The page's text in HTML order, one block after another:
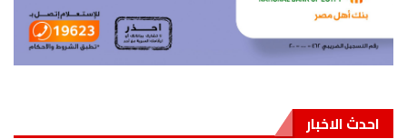
احدث الاخبار